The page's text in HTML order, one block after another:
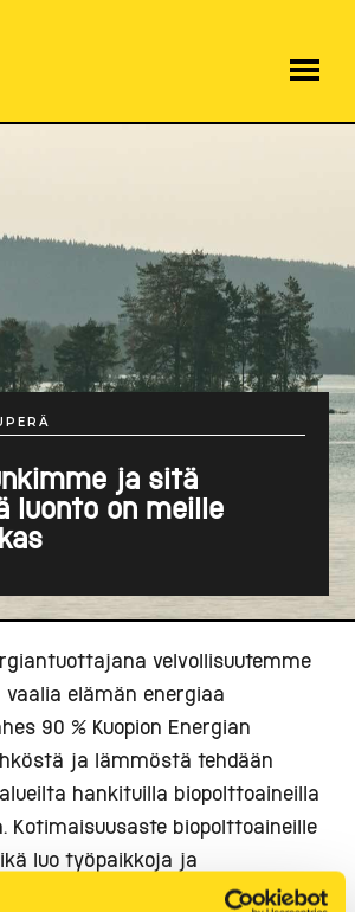
ja sitä
luonto on meille
velvollisuutemme
elämän energiaa
90 % Kuopion Energian
ja lämmöstä tehdään
hankituilla biopolttoaineilla
Kotimaisuusaste biopolttoaineille
luo työpaikkoja ja
hyvinvointia Suomeen. Turvetta